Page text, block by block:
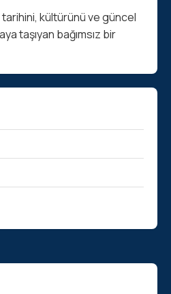
tarihini, kültürünü ve güncel
taşıyan bağımsız bir